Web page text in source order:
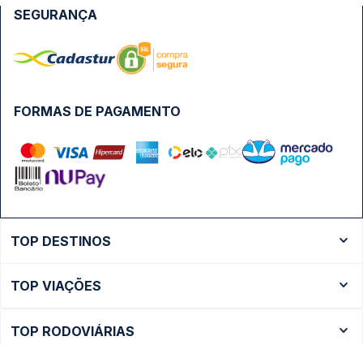
FORMAS DE PAGAMENTO
SEGURANÇA
TOP DESTINOS
Ônibus São Paulo
TOP VIAÇÕES
TOP RODOVIÁRIAS